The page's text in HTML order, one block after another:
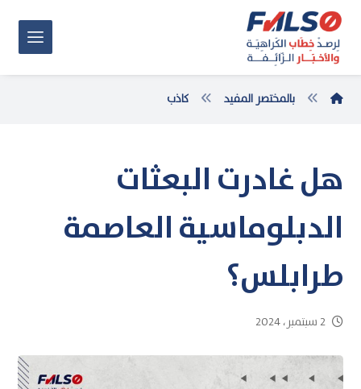
بالمختصر المفيد كاذب
هل غادرت البعثات
الدبلوماسية العاصمة
طرابلس؟
2 سبتمبر، 2024